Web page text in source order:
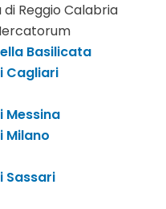
Reggio Calabria
Basilicata
Cagliari
Messina
Milano
Sassari